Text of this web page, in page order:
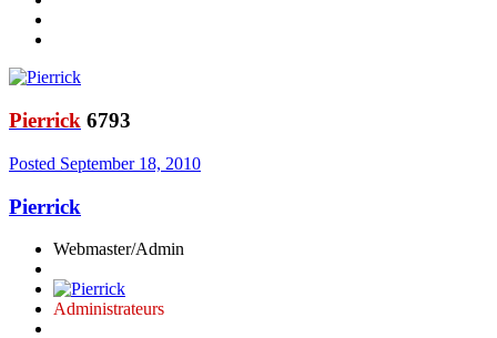
Pierrick 6793
Posted September 18, 2010
Pierrick
Webmaster/Admin
Administrateurs